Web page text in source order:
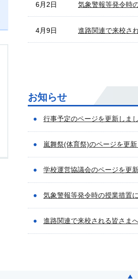
6月2日 気象警報等発令時
4月9日 進路関連で来校さ
お知らせ
行事予定のページを更新しまし
嵐舞祭(体育祭)のページを更新
学校運営協議会のページを更
気象警報等発令時の授業措置
進路関連で来校される皆さま